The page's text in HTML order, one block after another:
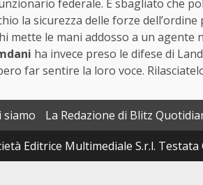
federale. È sbagliato che
la sicurezza delle forze
mette le mani addosso a un agente
ha invece preso le difese di
far sentire la loro voce.
siamo La Redazione di Blitz
Editrice Multimediale S.r.l.